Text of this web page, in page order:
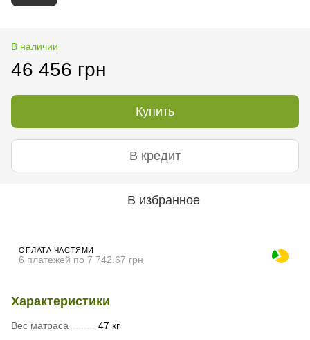
В наличии
46 456 грн
Купить
В кредит
В избранное
ОПЛАТА ЧАСТЯМИ
6 платежей по 7 742.67 грн
Характеристики
Вес матраса 47 кг